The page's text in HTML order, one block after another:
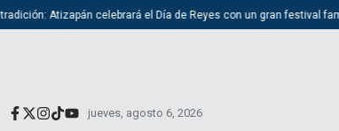
Atizapán celebrará el Día de Reyes con un gran festival familiar
jueves, agosto 6, 2026